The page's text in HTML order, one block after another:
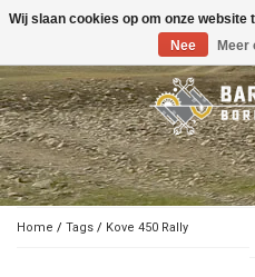
Toggle
Home / Tags / Kove 450 Rally
Wij slaan cookies op om onze
Nee
Meer